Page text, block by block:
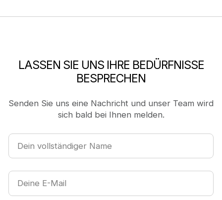
LASSEN SIE UNS IHRE BEDÜRFNISSE
BESPRECHEN
Senden Sie uns eine Nachricht und unser Team wird
sich bald bei Ihnen melden.